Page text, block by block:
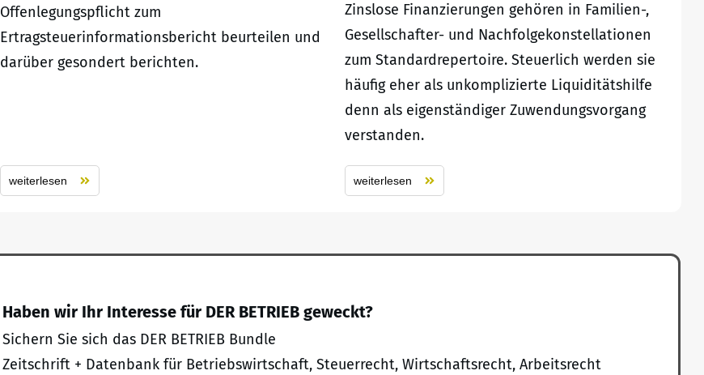
Offenlegungspflicht zum
Ertragsteuerinformationsbericht beurteilen und
darüber gesondert berichten.
weiterlesen
Zinslose Finanzierungen gehören in Familien-,
Gesellschafter- und Nachfolgekonstellationen
zum Standardrepertoire. Steuerlich werden sie
häufig eher als unkomplizierte Liquiditätshilfe
denn als eigenständiger Zuwendungsvorgang
verstanden.
weiterlesen
Haben wir Ihr Interesse für DER BETRIEB geweckt?
Sichern Sie sich das DER BETRIEB Bundle
Zeitschrift + Datenbank für Betriebswirtschaft, Steuerrecht, Wirtschaftsrecht, Arbeitsrecht